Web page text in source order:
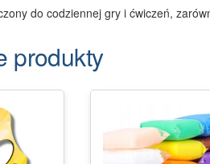
do codziennej gry i ćwiczeń,
produkty